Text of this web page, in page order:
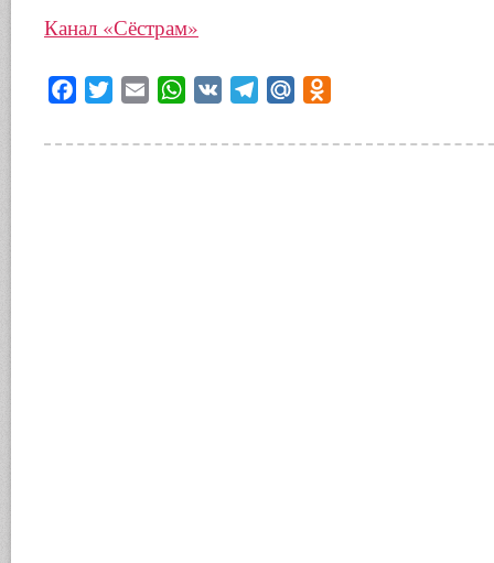
Канал «Сёстрам»
Facebook
Twitter Email WhatsApp
VK TelegramMail.Ru